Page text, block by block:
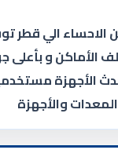
الي قطر
الأماكن و بأعلى
الأجهزة
والأجهزة